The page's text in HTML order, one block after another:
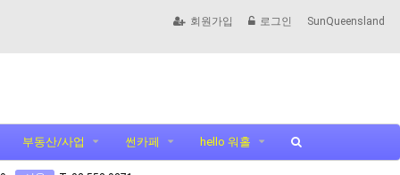
회원가입 로그인 SunQueensland
부동산/사업 썬카페 hello 워홀